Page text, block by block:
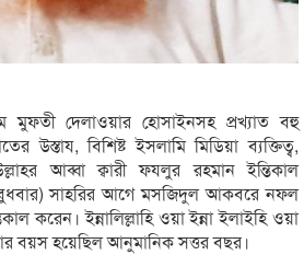
মুফতী দেলাওয়ার হোসাইনসহ প্রখ্যাত বহু
বিশিষ্ট ইসলামি মিডিয়া ব্যক্তিত্ব,
আব্বা ক্বারী ফযলুর রহমান ইন্তিকাল
সাহরির আগে মসজিদুল আকবরে নফল
করেন। ইন্নালিল্লাহি ওয়া ইন্না ইলাইহি ওয়া
বয়স হয়েছিল আনুমানিক সত্তর বছর।